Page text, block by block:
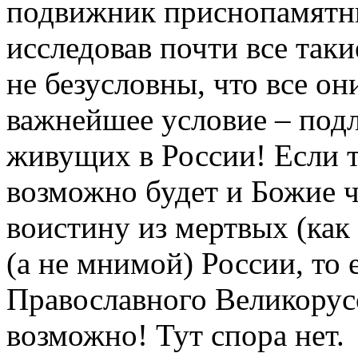
подвижник
исследовав почти все
не безусловны, что все
важнейшее условие –
живущих в России! Если
возможно будет и Божие
воистину из мертвых
(а не мнимой) России, то
Православного
возможно! Тут спора нет.